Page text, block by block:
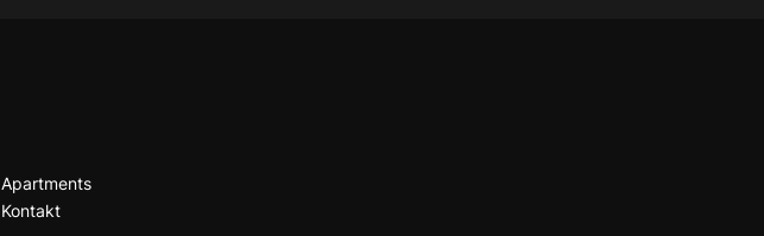
Apartments
Kontakt